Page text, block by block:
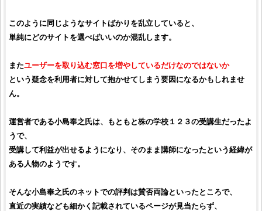
このように同じようなサイトばかりを乱立していると、
単純にどのサイトを選べばいいのか混乱します。
またユーザーを取り込む窓口を増やしているだけなのではないか
という疑念を利用者に対して抱かせてしまう要因になるかもしれませ
ん。
運営者である小島奉之氏は、もともと株の学校１２３の受講生だったよ
うで、
受講して利益が出せるようになり、そのまま講師になったという経緯が
ある人物のようです。
そんな小島奉之氏のネットでの評判は賛否両論といったところで、
直近の実績なども細かく記載されているページが見当たらず、